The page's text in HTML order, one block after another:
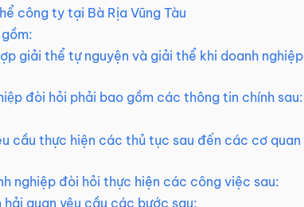
công ty tại Bà Rịa Vũng Tàu
giải thể tự nguyện và giải thể khi doanh nghiệp
đòi hỏi phải bao gồm các thông tin chính sau:
cầu thực hiện các thủ tục sau đến các cơ quan
nghiệp đòi hỏi thực hiện các công việc sau:
quan yêu cầu các bước sau: